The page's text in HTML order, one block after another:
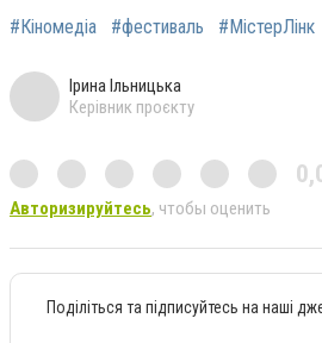
#Кіномедіа #фестиваль #МістерЛінк
Ірина Ільницька
Керівник проєкту
Авторизируйтесь, чтобы оценить
Поділіться та підписуйтесь на наші